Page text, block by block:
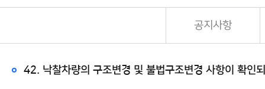
공지사항
42. 낙찰차량의 구조변경 및 불법구조변경 사항이 확인